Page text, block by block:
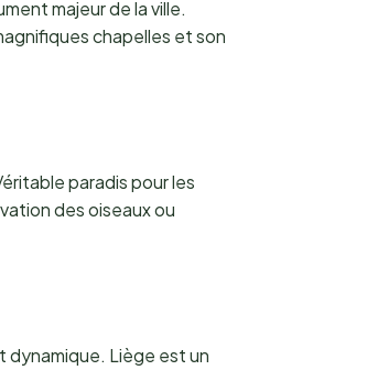
majeur de la ville.
chapelles et son
paradis pour les
des oiseaux ou
dynamique. Liège est un